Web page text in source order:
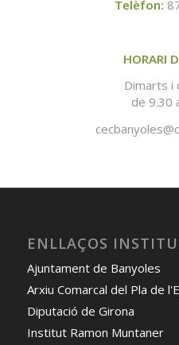
Telèfon:
HORARI
Dimarts i
de 9.30
ENLLAÇOS
Ajuntament de Banyoles
Arxiu Comarcal del Pla de
Diputació de Girona
Institut Ramon Muntaner